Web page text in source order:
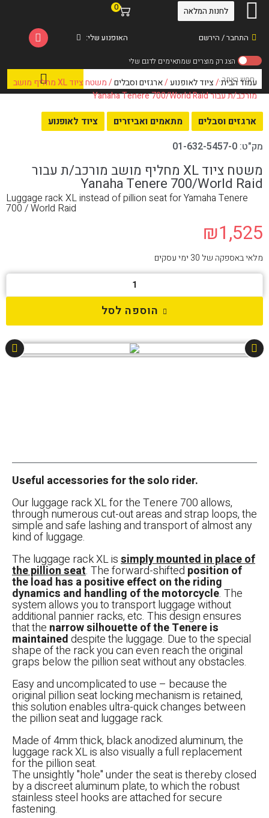
התחבר / הירשם
0
האופנוע שלי:
לחנות המלאה
עמוד הבית/ציוד לאופנוע/ארגזים וסבלים
/ משטח ציוד XL מחליף מושב
מורכב/ת עבור Yanaha Tenere 700/World Raid
ארגזים וסבלים מתאמים ואביזרים ציוד לאופנוע
מק"ט: 01-632-5457-0
משטח ציוד XL מחליף מושב מורכב/ת עבור
Yanaha Tenere 700/World Raid
Luggage rack XL instead of pillion seat for Yamaha Tenere
700 / World Raid
₪1,525
מלאי באספקה של 30 ימי עסקים
הוספה לסל
Useful accessories for the solo rider.
Our luggage rack XL for the Tenere 700 allows,
through numerous cut-out areas and strap loops, the
simple and safe lashing and transport of almost any
kind of luggage.
The luggage rack XL issimply mounted in place of
the pillion seat. The forward-shifted position of
the load has a positive effect on the riding
dynamics and handling of the motorcycle. The
system allows you to transport luggage without
additional pannier racks, etc. This design ensures
that the narrow silhouette of the Tenere is
maintaineddespite the luggage. Due to the special
shape of the rack you can even reach the original
graps below the pillion seat without any obstacles.
Easy and uncomplicated to use – because the
original pillion seat locking mechanism is retained,
this solution enables ultra-quick changes between
the pillion seat and luggage rack.
Made of 4mm thick, black anodized aluminum, the
luggage rack XL is also visually a full replacement
for the pillion seat.
The unsightly "hole" under the seat is thereby closed
by a discreet aluminum plate, to which the robust
stainless steel hooks are attached for secure
fastening.